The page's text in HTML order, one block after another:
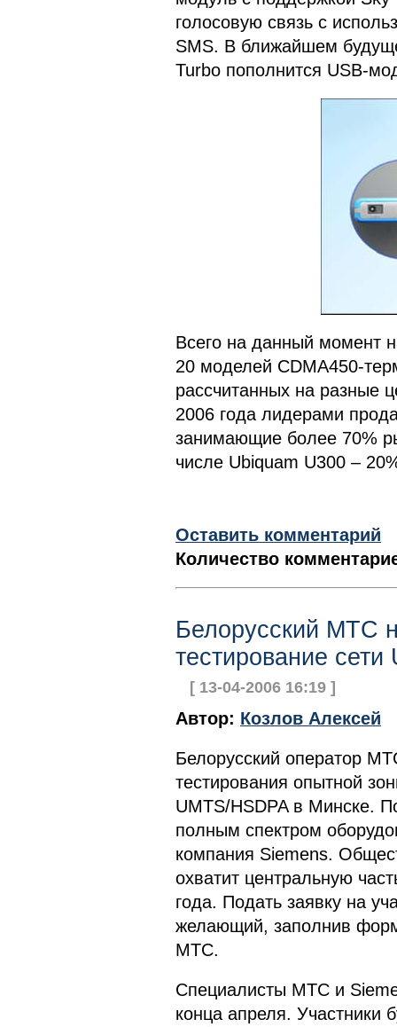
голосовую связь с
SMS. В ближайшем
Turbo пополнится USB-
Всего на данный момент
20 моделей CDMA450-
рассчитанных на разные
2006 года лидерами
занимающие более 70%
числе Ubiquam U300 –
Оставить комментарий
Количество
Белорусский МТС
тестирование
[ 13-04-2006 16:19 ]
Автор: Козлов Алексей
Белорусский оператор
тестирования опытной
UMTS/HSDPA в Минске.
полным спектром
компания Siemens.
охватит центральную
года. Подать заявку на
желающий, заполнив
МТС.
Специалисты МТС и
конца апреля. Участники